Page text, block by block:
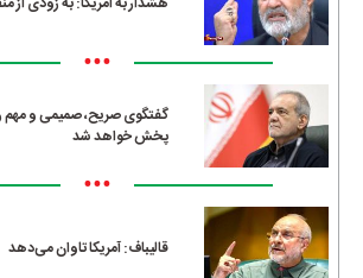
•••
گفتگوی صریح، صمیمی و مهم
پخش خواهد شد
•••
قالیباف: آمریکا تاوان می‌دهد